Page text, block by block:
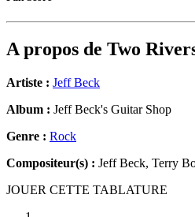
A propos de Two
Artiste : Jeff Beck
Album : Jeff Beck's Guitar Shop
Genre : Rock
Compositeur(s) : Jeff Beck, Terry
JOUER CETTE TABLATURE